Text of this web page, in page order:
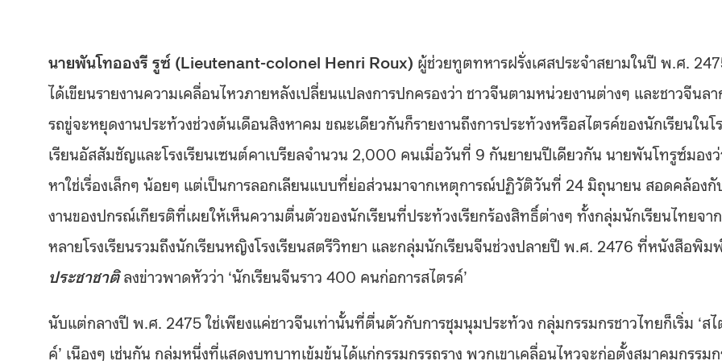
นายพันโทอองรี รูซ์ (Lieutenant-colonel Henri Roux) ผู้ช่วยทูตทหารฝรั่งเศสประจำสยามในปี พ.ศ.
ได้เขียนรายงานความเคลื่อนไหวภายหลังเปลี่ยนแปลงการปกครองว่า ชาวจีนตามหน่วยงานต่างๆ และชาวจีนลา
รถขู่จะหยุดงานประท้วงช่วงต้นเดือนสิงหาคม ขณะเดียวกันก็รายงานถึงการประท้วงหรือสไตรค์ของนักเรียนในโ
เรียนอัสสัมชัญและโรงเรียนเซนต์คาเบรียลจำนวน 2,000 คนเมื่อวันที่ 9 กันยายนปีเดียวกัน นายพันโทรูซ์มอง
หาใช่เรื่องเล็กๆ น้อยๆ แต่เป็นการลอกเลียนแบบที่ย่อส่วนมาจากเหตุการณ์ปฏิวัติวันที่ 24 มิถุนายน สอดคล้องกั
งานของปกรณ์เกียรติที่เผยให้เห็นความตื่นตัวของนักเรียนที่ประท้วงเรียกร้องสิทธิ์ต่างๆ ทั้งกลุ่มนักเรียนไทยจาก
หลายโรงเรียนรวมถึงนักเรียนหญิงโรงเรียนสตรีวิทยา และกลุ่มนักเรียนจีนช่วงปลายปี พ.ศ. 2476 ที่หนังสือพิม
ประชาชาติลงข่าวพาดหัวว่า ‘นักเรียนจีนราว 400 คนก่อการสไตรค์’
นับแต่กลางปี พ.ศ. 2475 ใช่เพียงแค่ชาวจีนเท่านั้นที่ตื่นตัวกับการชุมนุมประท้วง กลุ่มกรรมกรชาวไทยก็เริ่ม ‘สไ
ค์’ เนืองๆ เช่นกัน กลุ่มหนึ่งที่แสดงบทบาทเข้มข้นได้แก่กรรมกรรถราง พวกเขาเคลื่อนไหวจะก่อตั้งสมาคมกรรม